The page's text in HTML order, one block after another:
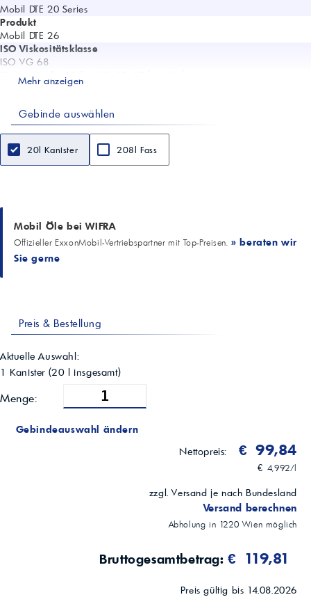
Mobil DTE 20 Series
Produkt
Mobil DTE 26
ISO Viskositätsklasse
ISO VG 68
Kinematische Viskosität 40 °C (mm²/s)
Viskositätsindex
98
Pourpoint (°C)
-21
FZG A/8.3/90 (Stufe)
Kupferkorrosion ASTM D130
1B (3 h/100 °C)
Schaum ASTM D892 (Seq I/II/III)
Tendenz/Stabilität: 20/0 – 20/0 – 20/0 ml/ml
Hochdruck-Hydrauliksysteme; Hochleistungspumpen; Servoventile und
mit kleinen Wassermengen
Mehr anzeigen
Gebinde auswählen
20l Kanister 208l Fass
Mobil Öle bei WIFRA
Offizieller ExxonMobil-Vertriebspartner mit Top-Preisen. » beraten wir
Sie gerne
Preis & Bestellung
Aktuelle Auswahl:
1 Kanister (20 l insgesamt)
Menge:
Gebindeauswahl ändern
Nettopreis:
€ 99,84
€ 4,992/l
zzgl. Versand je nach Bundesland
Versand berechnen
Abholung in 1220 Wien möglich
Bruttogesamtbetrag:€ 119,81
Preis gültig bis 14.08.2026